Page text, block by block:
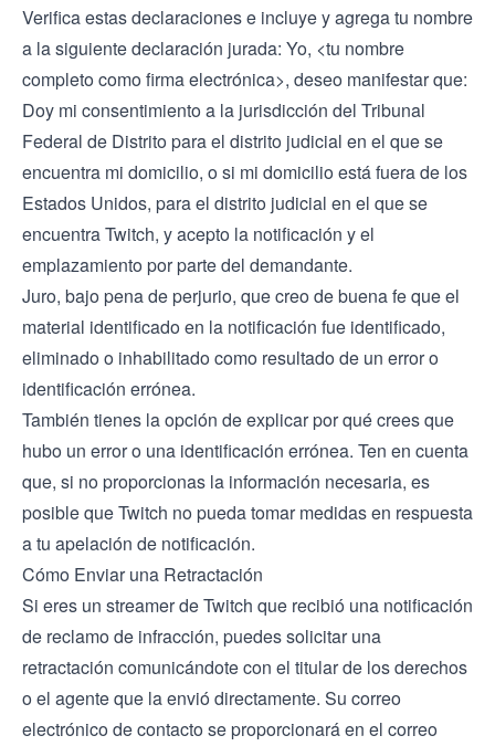
Verifica estas declaraciones e incluye y agrega tu nombre
a la siguiente declaración jurada: Yo, <tu nombre
completo como firma electrónica>, deseo manifestar que:
Doy mi consentimiento a la jurisdicción del Tribunal
Federal de Distrito para el distrito judicial en el que se
encuentra mi domicilio, o si mi domicilio está fuera de los
Estados Unidos, para el distrito judicial en el que se
encuentra Twitch, y acepto la notificación y el
emplazamiento por parte del demandante.
Juro, bajo pena de perjurio, que creo de buena fe que el
material identificado en la notificación fue identificado,
eliminado o inhabilitado como resultado de un error o
identificación errónea.
También tienes la opción de explicar por qué crees que
hubo un error o una identificación errónea. Ten en cuenta
que, si no proporcionas la información necesaria, es
posible que Twitch no pueda tomar medidas en respuesta
a tu apelación de notificación.
Cómo Enviar una Retractación
Si eres un streamer de Twitch que recibió una notificación
de reclamo de infracción, puedes solicitar una
retractación comunicándote con el titular de los derechos
o el agente que la envió directamente. Su correo
electrónico de contacto se proporcionará en el correo